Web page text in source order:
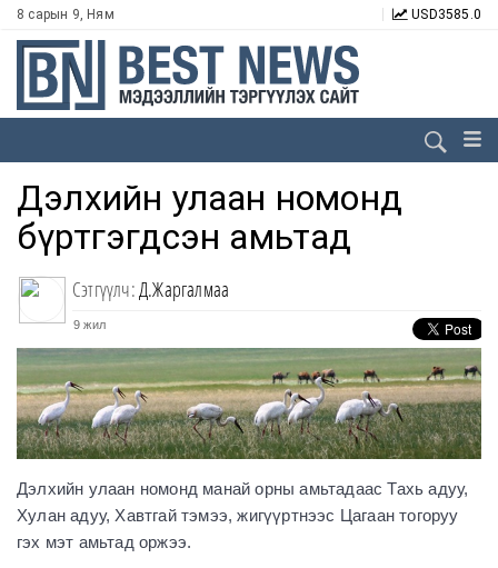
8 сарын 9, Ням USD3585.0
Дэлхийн улаан номонд
бүртгэгдсэн амьтад
Сэтгүүлч:Д.Жаргалмаа
9 жил
Дэлхийн улаан номонд манай орны амьтадаас Тахь адуу,
Хулан адуу, Хавтгай тэмээ, жигүүртнээс Цагаан тогоруу
гэх мэт амьтад оржээ.